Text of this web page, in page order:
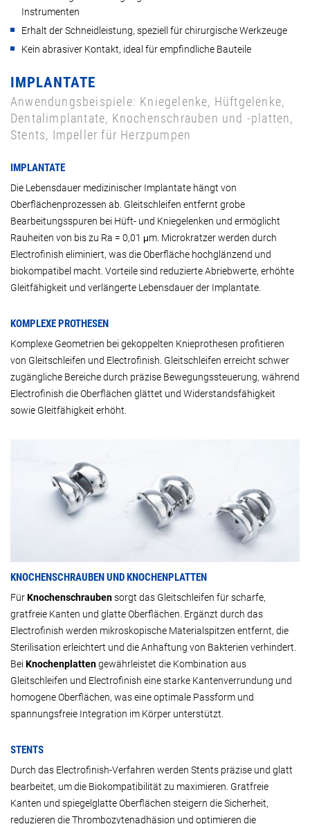
Instrumenten
Erhalt der Schneidleistung, speziell für chirurgische Werkzeuge
Kein abrasiver Kontakt, ideal für empfindliche Bauteile
IMPLANTATE
Anwendungsbeispiele: Kniegelenke, Hüftgelenke,
Dentalimplantate, Knochenschrauben und -platten,
Stents, Impeller für Herzpumpen
IMPLANTATE
Die Lebensdauer medizinischer Implantate hängt von
Oberflächenprozessen ab. Gleitschleifen entfernt grobe
Bearbeitungsspuren bei Hüft- und Kniegelenken und ermöglicht
Rauheiten von bis zu Ra = 0,01 μm. Microkratzer werden durch
Electrofinish eliminiert, was die Oberfläche hochglänzend und
biokompatibel macht. Vorteile sind reduzierte Abriebwerte, erhöhte
Gleitfähigkeit und verlängerte Lebensdauer der Implantate.
KOMPLEXE PROTHESEN
Komplexe Geometrien bei gekoppelten Knieprothesen profitieren
von Gleitschleifen und Electrofinish. Gleitschleifen erreicht schwer
zugängliche Bereiche durch präzise Bewegungssteuerung, während
Electrofinish die Oberflächen glättet und Widerstandsfähigkeit
sowie Gleitfähigkeit erhöht.
KNOCHENSCHRAUBEN UND KNOCHENPLATTEN
FürKnochenschraubensorgt das Gleitschleifen für scharfe,
gratfreie Kanten und glatte Oberflächen. Ergänzt durch das
Electrofinish werden mikroskopische Materialspitzen entfernt, die
Sterilisation erleichtert und die Anhaftung von Bakterien verhindert.
Bei Knochenplattengewährleistet die Kombination aus
Gleitschleifen und Electrofinish eine starke Kantenverrundung und
homogene Oberflächen, was eine optimale Passform und
spannungsfreie Integration im Körper unterstützt.
STENTS
Durch das Electrofinish-Verfahren werden Stents präzise und glatt
bearbeitet, um die Biokompatibilität zu maximieren. Gratfreie
Kanten und spiegelglatte Oberflächen steigern die Sicherheit,
reduzieren die Thrombozytenadhäsion und optimieren die